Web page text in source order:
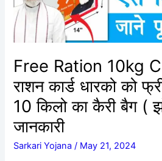
Free Ration 10kg
राशन कार्ड धारको को
10 किलो का कैरी बैग (
जानकारी
Sarkari Yojana / May 21, 2024
कार्ड
धारको
को
फ्री
में
मिलेगा
पूरे
किलो
का